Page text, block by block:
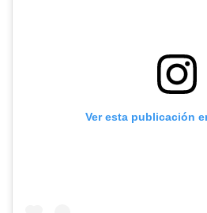
Ver esta publicación